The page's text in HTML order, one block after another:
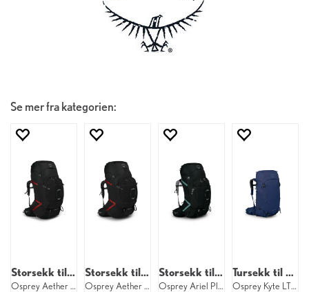
Se mer fra kategorien:
Storsekk til herre
Osprey Aether Plus 100 M 550
Storsekk til herre
Osprey Aether Plus 85 M 550
Storsekk til dame
Osprey Ariel Plus 70 W 550
Tursekk til dame
Osprey Kyte LT 45 W 1177